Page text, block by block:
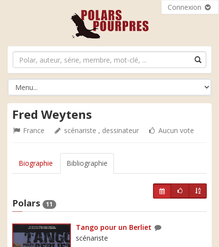
Connexion
Fred Weytens
France scénariste , dessinateur Aucun vote
Biographie Bibliographie
Polars 11
Tango pour un Berliet
scénariste